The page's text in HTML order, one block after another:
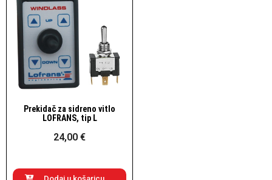
Brzi pogled
Prekidač za sidreno vitlo
LOFRANS, tip L
24,00 €